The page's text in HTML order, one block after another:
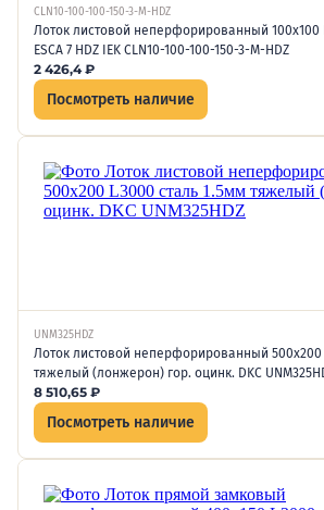
CLN10-100-100-150-3-M-HDZ
Лоток листовой неперфорированный 100х100
ESCA 7 HDZ IEK CLN10-100-100-150-3-M-HDZ
2 426,4₽
Посмотреть наличие
UNM325HDZ
Лоток листовой неперфорированный 500х200
тяжелый (лонжерон) гор. оцинк. DKC
8 510,65 ₽
Посмотреть наличие